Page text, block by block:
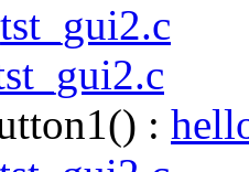
tst_gui2.c
: